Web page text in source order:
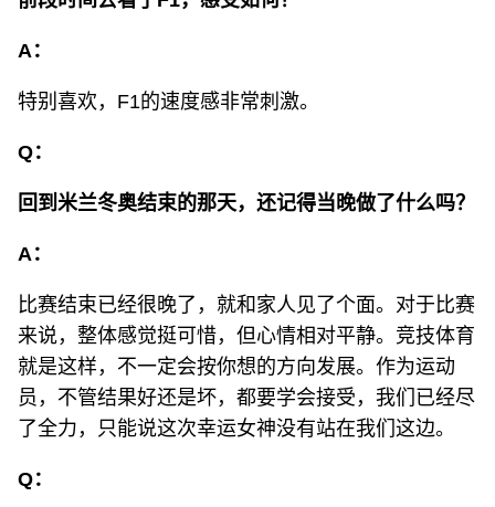
A：
特别喜欢，F1的速度感非常刺激。
Q：
回到米兰冬奥结束的那天，还记得当晚做了什么吗？
A：
比赛结束已经很晚了，就和家人见了个面。对于比赛
来说，整体感觉挺可惜，但心情相对平静。竞技体育
就是这样，不一定会按你想的方向发展。作为运动
员，不管结果好还是坏，都要学会接受，我们已经尽
了全力，只能说这次幸运女神没有站在我们这边。
Q：